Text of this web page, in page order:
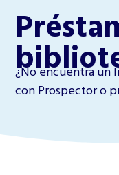
¿No encuentra un
con Prospector o